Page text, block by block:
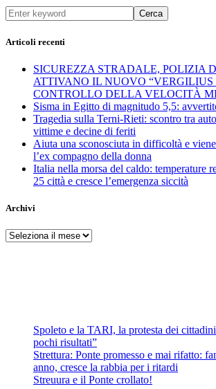
Cerca
Articoli recenti
SICUREZZA STRADALE, POLIZIA
ATTIVANO IL NUOVO “VERGILIUS
CONTROLLO DELLA VELOCITÀ
Sisma in Egitto di magnitudo 5,5:
Tragedia sulla Terni-Rieti: scontro tra
vittime e decine di feriti
Aiuta una sconosciuta in difficoltà e
l’ex compagno della donna
Italia nella morsa del caldo: temperature
25 città e cresce l’emergenza siccità
Archivi
Archivi
Spoleto e la TARI, la protesta dei
pochi risultati”
Strettura: Ponte promesso e mai rifatto:
anno, cresce la rabbia per i ritardi
Streuura e il Ponte crollato!